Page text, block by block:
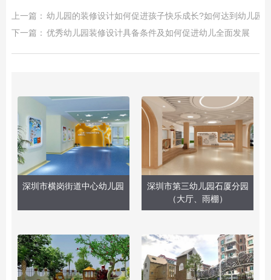
上一篇： 幼儿园的装修设计如何促进孩子快乐成长?如何达到幼儿园
下一篇： 优秀幼儿园装修设计具备条件及如何促进幼儿全面发展
深圳市横岗街道中心幼儿园
深圳市第三幼儿园石厦分园
（大厅、雨棚）